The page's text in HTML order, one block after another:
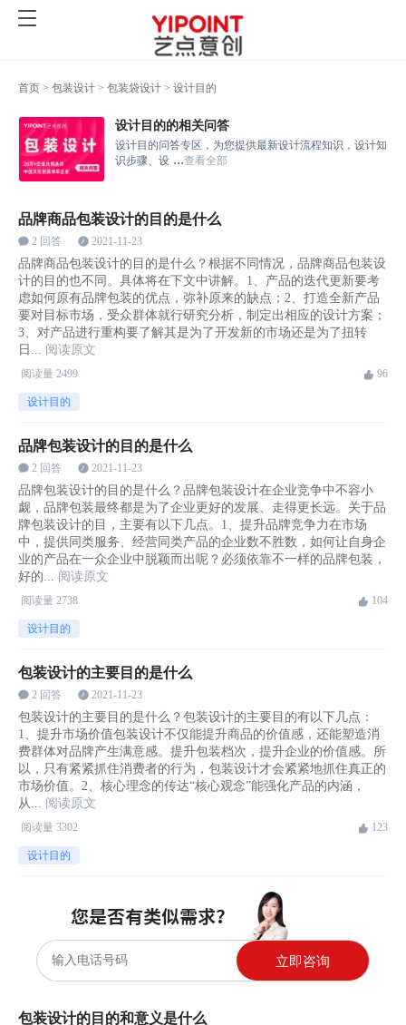
首页 > 包装设计 > 包装袋设计 > 设计目的
设计目的的相关问答
设计目的问答专区，为您提供最新设计流程知识，设计知
识步骤、设 ...查看全部
品牌商品包装设计的目的是什么
2 回答 2021-11-23
品牌商品包装设计的目的是什么？根据不同情况，品牌商品包装设
计的目的也不同。具体将在下文中讲解。1、产品的迭代更新要考
虑如何原有品牌包装的优点，弥补原来的缺点；2、打造全新产品
要对目标市场，受众群体就行研究分析，制定出相应的设计方案；
3、对产品进行重构要了解其是为了开发新的市场还是为了扭转
日...
阅读原文
阅读量 2499 96
设计目的
品牌包装设计的目的是什么
2 回答 2021-11-23
品牌包装设计的目的是什么？品牌包装设计在企业竞争中不容小
觑，品牌包装最终都是为了企业更好的发展、走得更长远。关于品
牌包装设计的目，主要有以下几点。1、提升品牌竞争力在市场
中，提供同类服务、经营同类产品的企业数不胜数，如何让自身企
业的产品在一众企业中脱颖而出呢？必须依靠不一样的品牌包装，
好的...
阅读原文
阅读量 2738 104
设计目的
包装设计的主要目的是什么
2 回答 2021-11-23
包装设计的主要目的是什么？包装设计的主要目的有以下几点：
1、提升市场价值包装设计不仅能提升商品的价值感，还能塑造消
费群体对品牌产生满意感。提升包装档次，提升企业的价值感。所
以，只有紧紧抓住消费者的行为，包装设计才会紧紧地抓住真正的
市场价值。2、核心理念的传达“核心观念”能强化产品的内涵，
从...
阅读原文
阅读量 3302 123
设计目的
立即咨询
包装设计的目的和意义是什么